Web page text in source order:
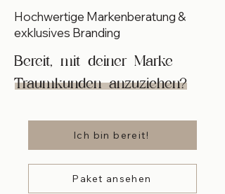
Hochwertige Markenberatung &
exklusives Branding
Bereit, mit deiner Marke
Traumkunden anzuziehen?
Ich bin bereit!
Paket ansehen